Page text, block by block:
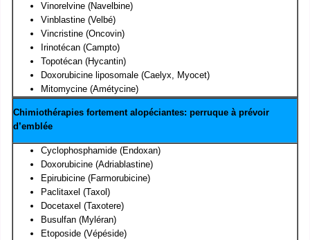
Vinorelvine (Navelbine)
Vinblastine (Velbé)
Vincristine (Oncovin)
Irinotécan (Campto)
Topotécan (Hycantin)
Doxorubicine liposomale (Caelyx, Myocet)
Mitomycine (Amétycine)
Chimiothérapies fortement alopéciantes: perruque à prévoir
d’emblée
Cyclophosphamide (Endoxan)
Doxorubicine (Adriablastine)
Epirubicine (Farmorubicine)
Paclitaxel (Taxol)
Docetaxel (Taxotere)
Busulfan (Myléran)
Etoposide (Vépéside)